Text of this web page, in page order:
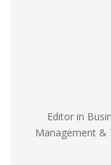
Editor in
Management &